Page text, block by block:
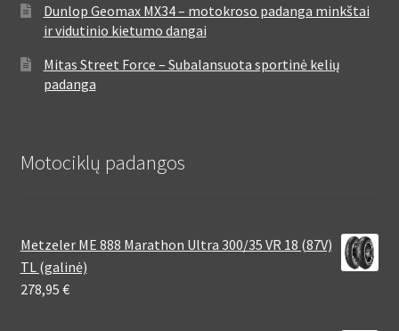
Dunlop Geomax MX34 – motokroso padanga minkštai
ir vidutinio kietumo dangai
Mitas Street Force – Subalansuota sportinė kelių
padanga
Motociklų padangos
Metzeler ME 888 Marathon Ultra 300/35 VR 18 (87V)
TL (galinė)
278,95 €